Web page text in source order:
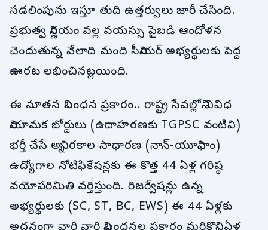
సడలింపును ఇస్తూ తుది ఉత్తర్వులు జారీ చేసింది.
ప్రభుత్వ నిర్ణయం వల్ల వయస్సు పైబడి ఆందోళన
చెందుతున్న వేలాది మంది సీనియర్ అభ్యర్థులకు పెద్ద
ఊరట లభించినట్లయింది.
ఈ నూతన నిబంధన ప్రకారం.. రాష్ట్ర సేవల్లోని వివిధ
నియామక బోర్డులు (ఉదాహరణకు TGPSC వంటివి)
భర్తీ చేసే అన్ని రకాల సాధారణ (నాన్-యూనిఫాం)
ఉద్యోగాల నోటిఫికేషన్లకు ఈ కొత్త 44 ఏళ్ల గరిష్ఠ
వయోపరిమితి వర్తిస్తుంది. రిజర్వేషన్లు ఉన్న
అభ్యర్థులకు (SC, ST, BC, EWS) ఈ 44 ఏళ్లకు